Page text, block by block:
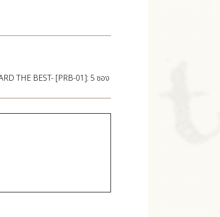
THE BEST- [PRB-01]: 5 ซอง